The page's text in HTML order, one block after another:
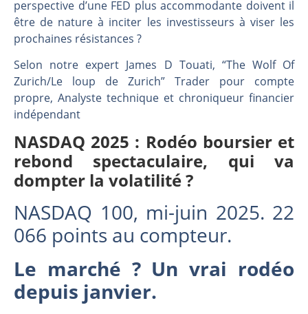
Une inertie haussière qui ralentit | Antoine Quesada – Chrono CAC
WTI : Explosion mais réserves au plus bas | Denis Desclos – Market Movers
perspective d’une FED plus accommodante doivent il
être de nature à inciter les investisseurs à viser les
prochaines résistances ?
Selon notre expert James D Touati, “The Wolf Of
Zurich/Le loup de Zurich” Trader pour compte
propre, Analyste technique et chroniqueur financier
indépendant
NASDAQ 2025 : Rodéo boursier et
rebond spectaculaire, qui va
dompter la volatilité ?
NASDAQ 100, mi-juin 2025. 22
066 points au compteur.
Le marché ? Un vrai rodéo
depuis janvier.